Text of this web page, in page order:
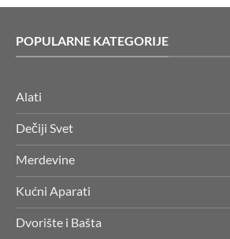
POPULARNE KATEGORIJE
Alati
Dečiji Svet
Merdevine
Kućni Aparati
Dvorište i Bašta